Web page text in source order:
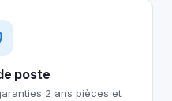
poste
2 ans pièces et